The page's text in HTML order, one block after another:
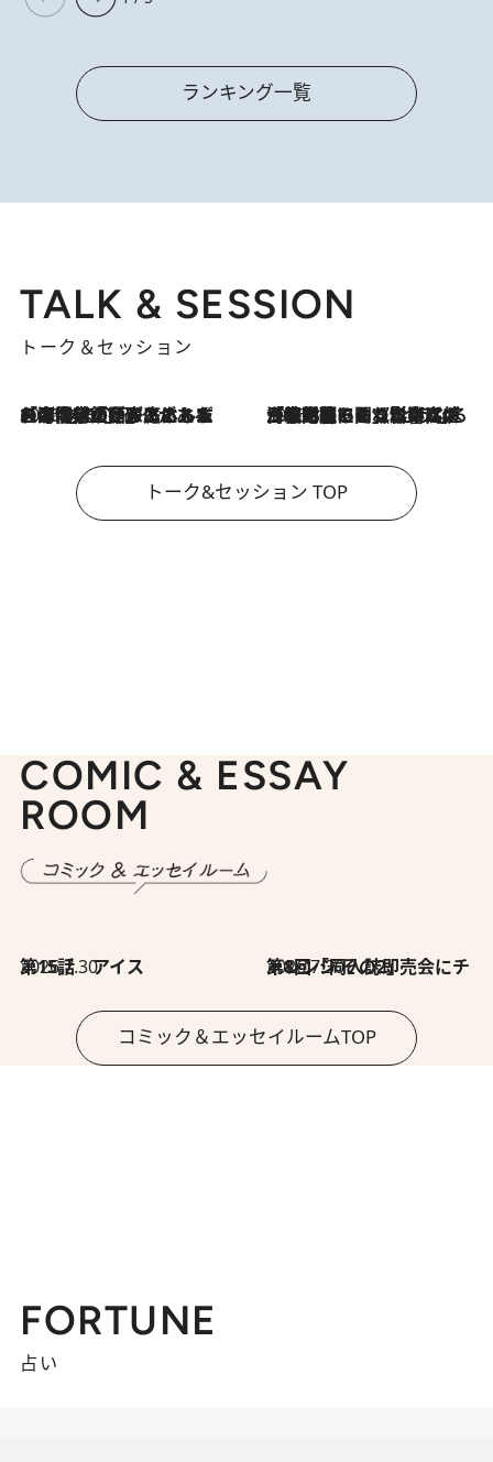
ランキング一覧
TALK & SESSION
トーク＆セッション
2026.8.3
「今後値上げがあるとすれば…」「リスクがあるのは今年の冬」エネルギー専門家が語る、ホルムズ海峡封鎖が家庭にもたらす“ある心配” 2026.8.3
「住宅建てられない…」「サーチャージ料の高値が続いている」ホルムズ海峡封鎖による影響はいつまで続く？《エネルギー専門家に聞く“どうなる日本の暮らし”》
トーク&セッション TOP
COMIC & ESSAY
ROOM
2026.7.30
第15話 アイス 2026.7.30
第8回「同人誌即売会にチャレンジ その2」
コミック＆エッセイルームTOP
FORTUNE
占い